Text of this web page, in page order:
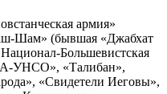
армия»
Шам» (бывшая «Джабхат
Большевистская
УНСО», «Талибан»,
«Свидетели Иеговы»,